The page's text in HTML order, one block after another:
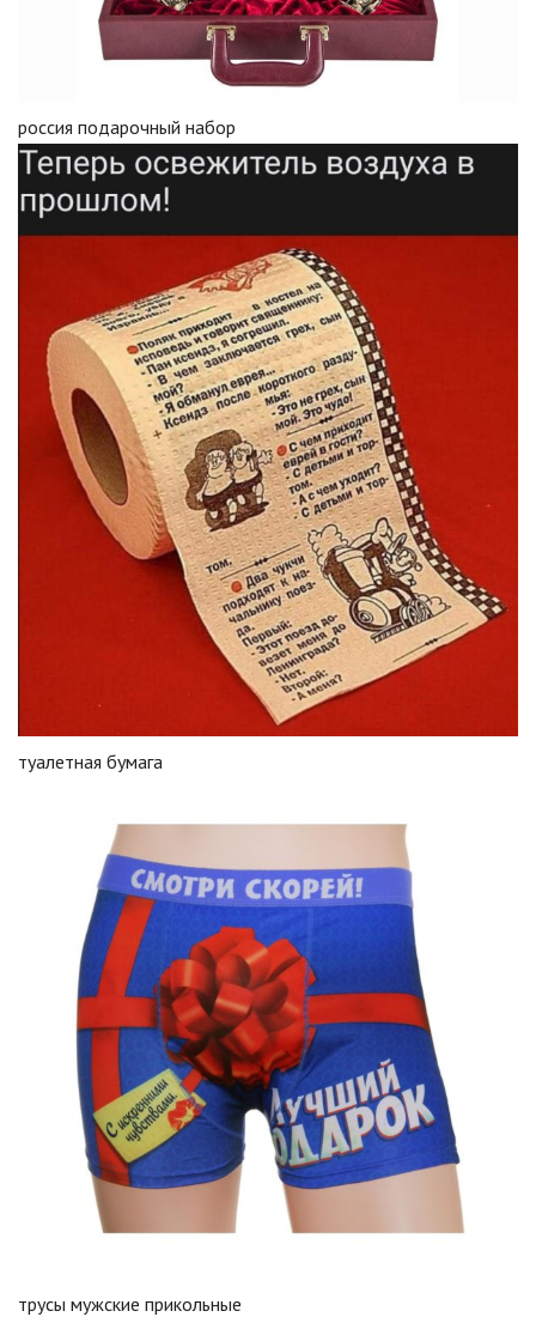
россия подарочный набор
туалетная бумага
трусы мужские прикольные